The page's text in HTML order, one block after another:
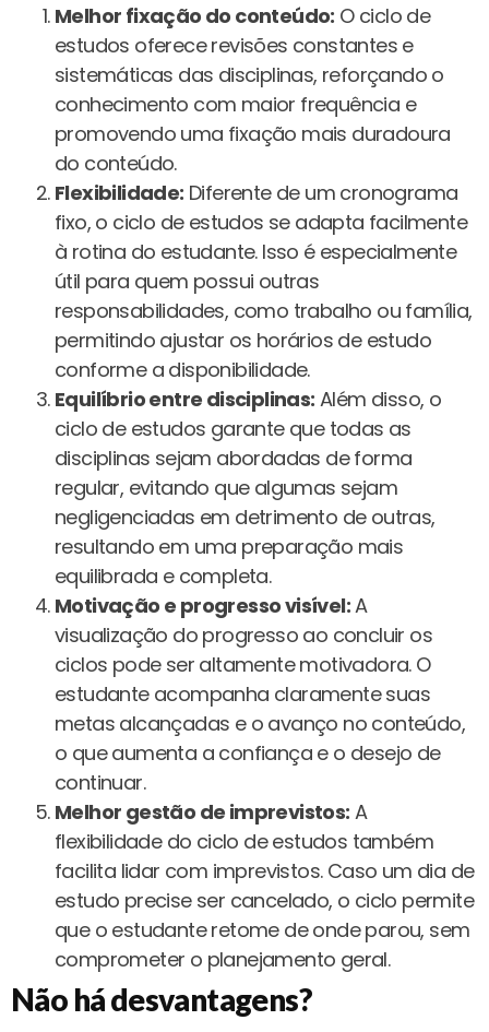
Melhor fixação do conteúdo: O ciclo de
estudos oferece revisões constantes e
sistemáticas das disciplinas, reforçando o
conhecimento com maior frequência e
promovendo uma fixação mais duradoura
do conteúdo.
Flexibilidade: Diferente de um cronograma
fixo, o ciclo de estudos se adapta facilmente
à rotina do estudante. Isso é especialmente
útil para quem possui outras
responsabilidades, como trabalho ou família,
permitindo ajustar os horários de estudo
conforme a disponibilidade.
Equilíbrio entre disciplinas: Além disso, o
ciclo de estudos garante que todas as
disciplinas sejam abordadas de forma
regular, evitando que algumas sejam
negligenciadas em detrimento de outras,
resultando em uma preparação mais
equilibrada e completa.
Motivação e progresso visível:A
visualização do progresso ao concluir os
ciclos pode ser altamente motivadora. O
estudante acompanha claramente suas
metas alcançadas e o avanço no conteúdo,
o que aumenta a confiança e o desejo de
continuar.
Melhor gestão de imprevistos: A
flexibilidade do ciclo de estudos também
facilita lidar com imprevistos. Caso um dia de
estudo precise ser cancelado, o ciclo permite
que o estudante retome de onde parou, sem
comprometer o planejamento geral.
Não há desvantagens?